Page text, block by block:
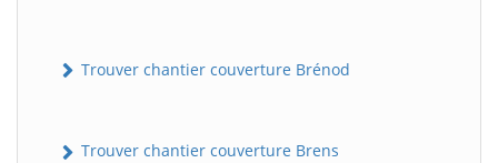
Trouver chantier couverture Brénod
Trouver chantier couverture Brens